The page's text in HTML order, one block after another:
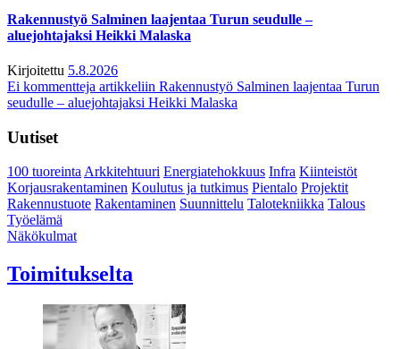
Rakennustyö Salminen laajentaa Turun seudulle –
aluejohtajaksi Heikki Malaska
Kirjoitettu 5.8.2026
Ei kommentteja artikkeliin Rakennustyö Salminen laajentaa Turun
seudulle – aluejohtajaksi Heikki Malaska
Uutiset
100 tuoreintaArkkitehtuuri Energiatehokkuus Infra Kiinteistöt
Korjausrakentaminen Koulutus ja tutkimus Pientalo Projektit
Rakennustuote Rakentaminen Suunnittelu Talotekniikka Talous
Työelämä
Näkökulmat
Toimitukselta